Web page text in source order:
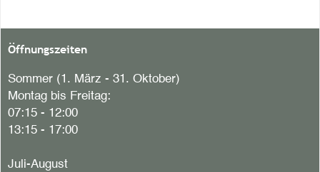
Öffnungszeiten
Sommer (1. März - 31. Oktober)
Montag bis Freitag:
07:15 - 12:00
13:15 - 17:00
Juli-August